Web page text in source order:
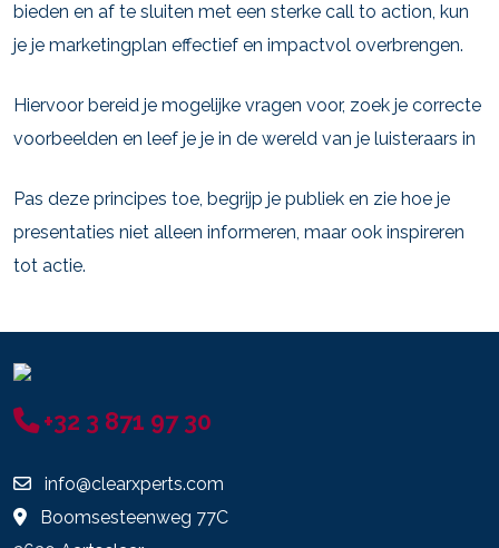
bieden en af te sluiten met een sterke call to action, kun
je je marketingplan effectief en impactvol overbrengen.
Hiervoor bereid je mogelijke vragen voor, zoek je correcte
voorbeelden en leef je je in de wereld van je luisteraars in
Pas deze principes toe, begrijp je publiek en zie hoe je
presentaties niet alleen informeren, maar ook inspireren
tot actie.
+32 3 871 97 30
info@clearxperts.com
Boomsesteenweg 77C